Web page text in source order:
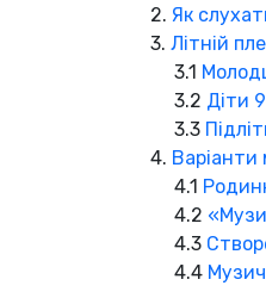
2. Як
3. Літній
3.1
3.2 Діти
3.3
4. Варіанти
4.1
4.2
4.3
4.4